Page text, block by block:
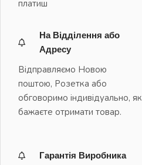
платиш
На Відділення або
Адресу
Відправляємо Новою
поштою, Розетка або
обговоримо індивідуально, як
бажаєте отримати товар.
Гарантія Виробника